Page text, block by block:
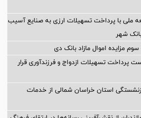
ملی با پرداخت تسهیلات ارزی به صنایع آسیب
شهر
مزایده اموال مازاد بانک دی
پرداخت تسهیلات ازدواج و فرزندآوری قرار
استان خراسان شمالی از خدمات